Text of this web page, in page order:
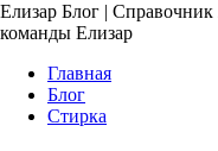
Елизар Блог |
команды Елизар
Главная
Блог
Стирка